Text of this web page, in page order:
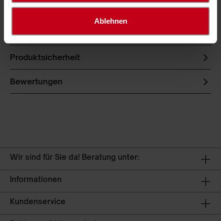
Ablehnen
Unsere knotenlosen Seitenschutznetze - Standard
werden aus hochfesten Polypropylen hergestellt und
haben einen weichen Fall.…Mehr
Produktsicherheit
Bewertungen
Wir sind für Sie da! Beratung unter:
Informationen
Kundenservice